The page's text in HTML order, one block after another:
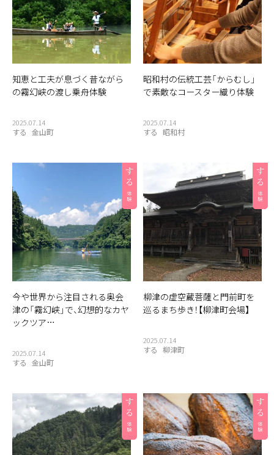
知恵と工夫が息づく昔ながら
の霧幻峡の渡し乗舟体験
2025.07.14
する 金山町
昭和村の伝統工芸「からむし」
で素敵なコースター織り体験
2025.07.14
する 昭和村
今や世界から注目される奥会
津の「霧幻峡」で、幻想的なカヤ
ックツア…
2025.07.14
する 金山町
柳津の虚空蔵菩薩と門前町を
巡るまち歩き！【柳津町会場】
2025.07.14
する 柳津町